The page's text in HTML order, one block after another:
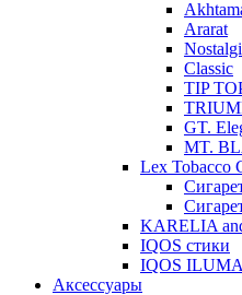
Ararat
Classic
TIP
GT.
MT.
Lex Tobacco
KARELIA
IQOS стики
IQOS
Аксессуары